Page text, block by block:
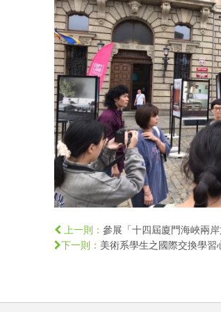
上一則： 參展「十四屆廈門海峽兩
下一則： 美術系學生之國際交換學